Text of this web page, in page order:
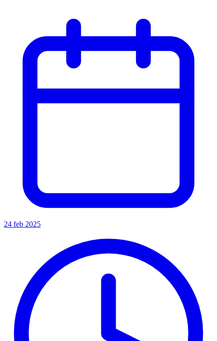
24 feb 2025